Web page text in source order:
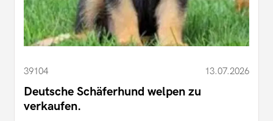
39104 13.07.2026
Deutsche Schäferhund welpen zu
verkaufen.